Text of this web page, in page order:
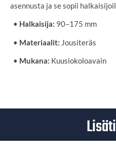
asennusta ja se sopii
• Halkaisija: 90–175 mm
• Materiaalit: Jousiteräs
• Mukana: Kuusiokoloavain